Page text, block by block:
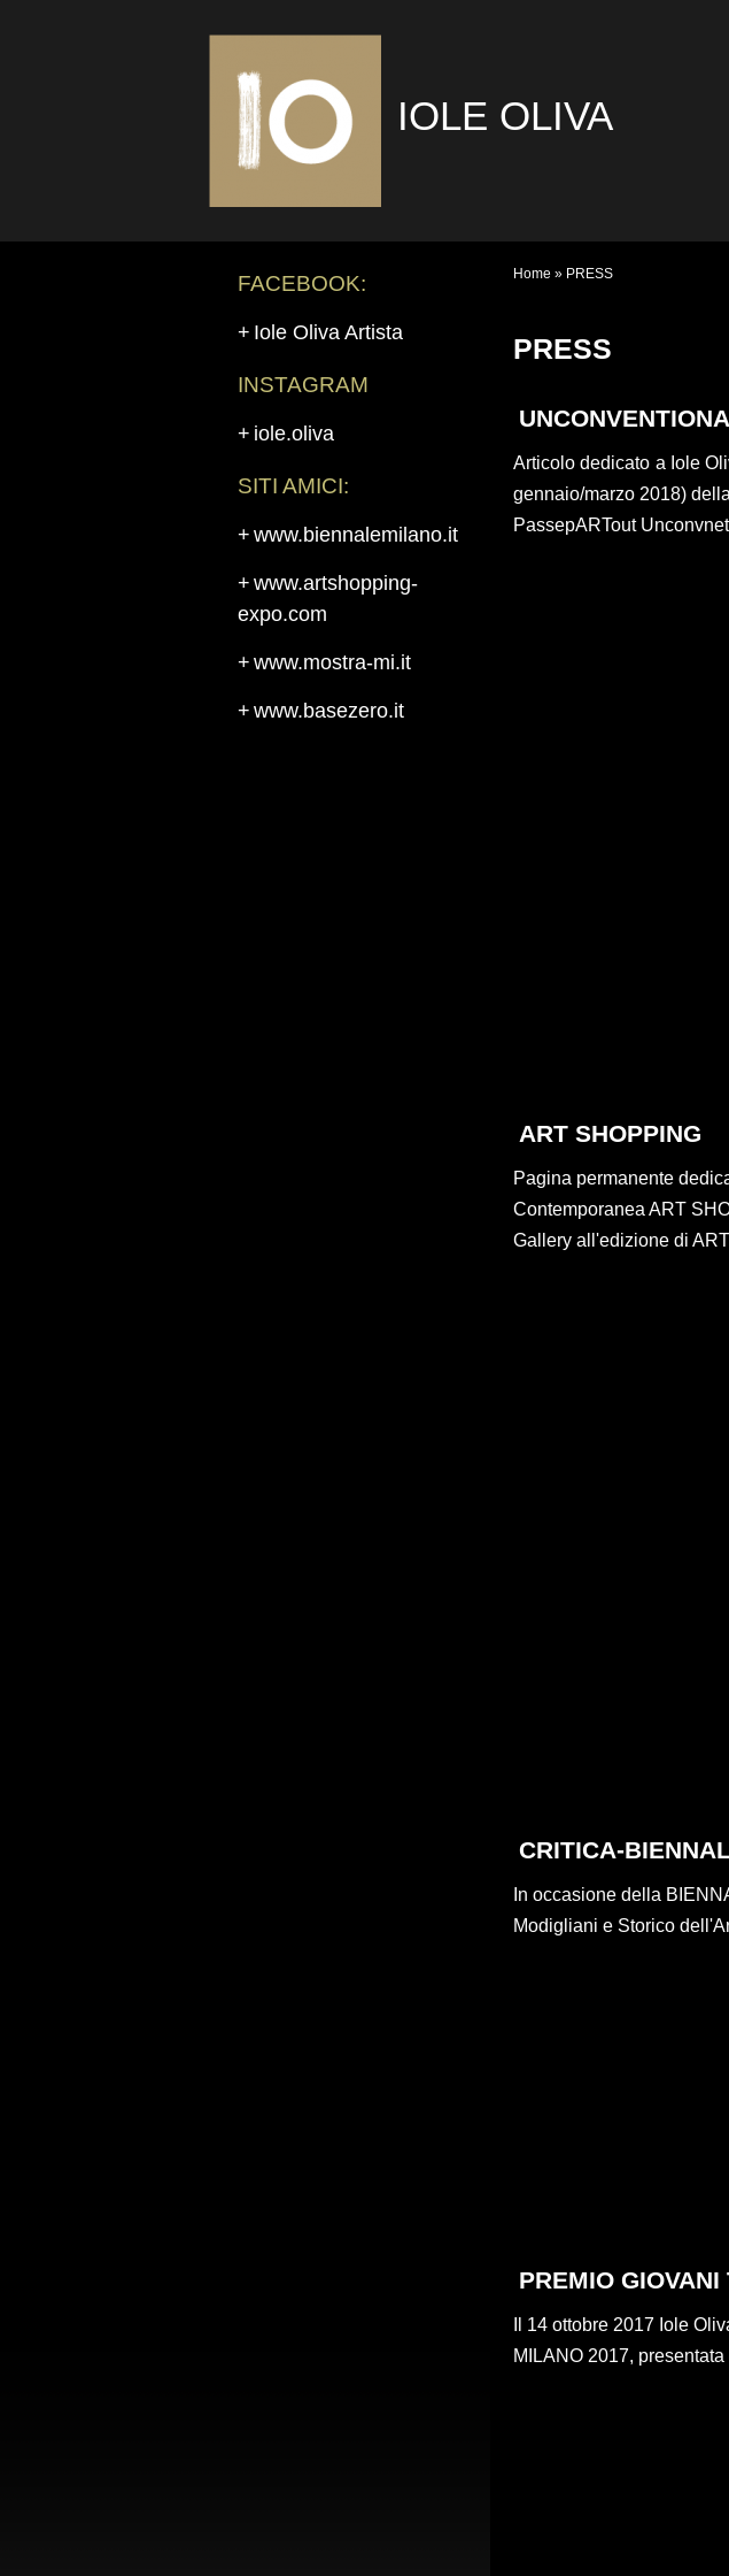
IOLE OLIVA
Home » PRESS
PRESS
Articolo dedicato a Iole
gennaio/marzo 2018)
PassepARTout
ART SHOPPING
Pagina permanente
Contemporanea ART
Gallery all'edizione di
CRITICA-
In occasione della
Modigliani e Storico
PREMIO
Il 14 ottobre 2017 Iole
MILANO 2017,
FACEBOOK:
Iole Oliva Artista
INSTAGRAM
iole.oliva
SITI AMICI:
www.biennalemilano.it
www.artshopping-
expo.com
www.mostra-mi.it
www.basezero.it